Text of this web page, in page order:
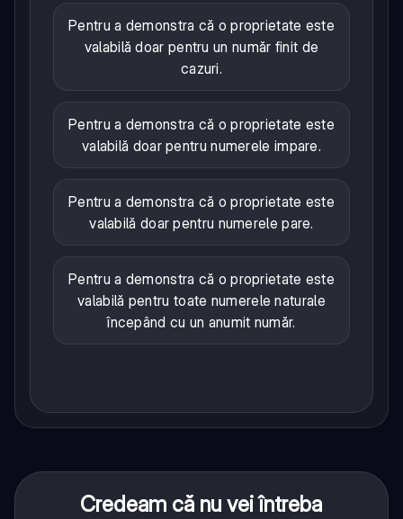
Pentru a demonstra că o proprietate este
valabilă doar pentru un număr finit de
cazuri.
Pentru a demonstra că o proprietate este
valabilă doar pentru numerele impare.
Pentru a demonstra că o proprietate este
valabilă doar pentru numerele pare.
Pentru a demonstra că o proprietate este
valabilă pentru toate numerele naturale
începând cu un anumit număr.
Credeam că nu vei întreba